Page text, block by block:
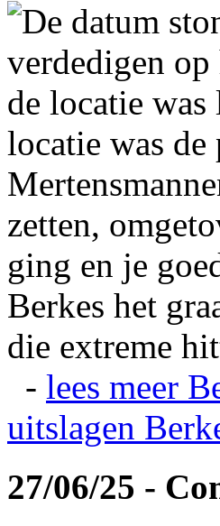
De datum
verdedigen
de locatie
locatie was de
zetten,
ging en je
Berkes het
die extreme
- lees meer
uitslagen
27/06/25 -